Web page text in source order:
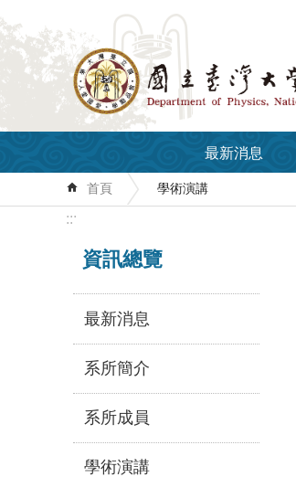
跳到主要內容區塊
最新消息
首頁 學術演講
:::
資訊總覽
最新消息
系所簡介
系所成員
學術演講